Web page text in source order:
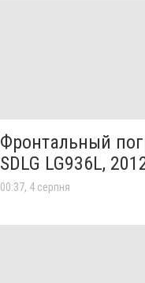
Фронтальный
SDLG LG936L,
00:37, 4 серпня